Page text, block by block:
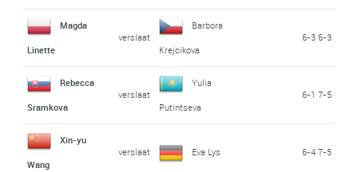
Magda
Linette
verslaat
Barbora
Krejcikova
6-3 6-3
Rebecca
Sramkova
verslaat
Yulia
Putintseva
6-1 7-5
Xin-yu
Wang
verslaat Eva Lys 6-4 7-5